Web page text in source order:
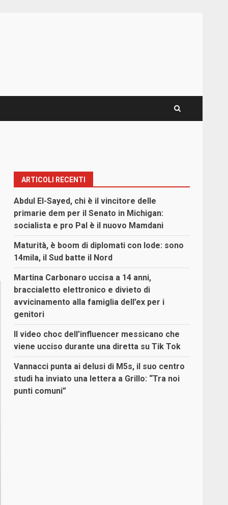
ARTICOLI RECENTI
Abdul El-Sayed, chi è il vincitore delle
primarie dem per il Senato in Michigan:
socialista e pro Pal è il nuovo Mamdani
Maturità, è boom di diplomati con lode: sono
14mila, il Sud batte il Nord
Martina Carbonaro uccisa a 14 anni,
braccialetto elettronico e divieto di
avvicinamento alla famiglia dell’ex per i
genitori
Il video choc dell’influencer messicano che
viene ucciso durante una diretta su Tik Tok
Vannacci punta ai delusi di M5s, il suo centro
studi ha inviato una lettera a Grillo: “Tra noi
punti comuni”